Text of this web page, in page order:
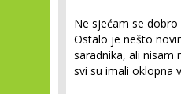
Ne sjećam se
Ostalo je nešto
saradnika, ali nisam
svi su imali oklopna